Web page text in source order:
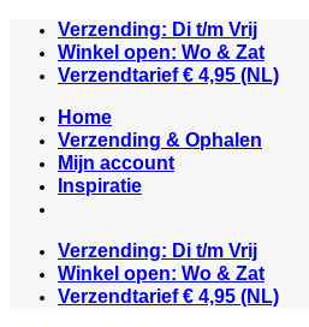
naar
inhoud
Verzending: Di t/m Vrij
Winkel open: Wo & Zat
Verzendtarief € 4,95 (NL)
Home
Verzending & Ophalen
Mijn account
Inspiratie
Verzending: Di t/m Vrij
Winkel open: Wo & Zat
Verzendtarief € 4,95 (NL)